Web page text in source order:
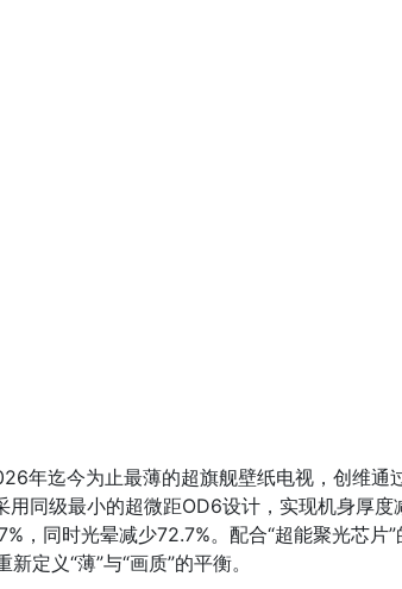
年迄今为止最薄的超旗舰壁纸电视，创维通
同级最小的超微距OD6设计，实现机身厚度
，同时光晕减少72.7%。配合“超能聚光芯片
定义“薄”与“画质”的平衡。